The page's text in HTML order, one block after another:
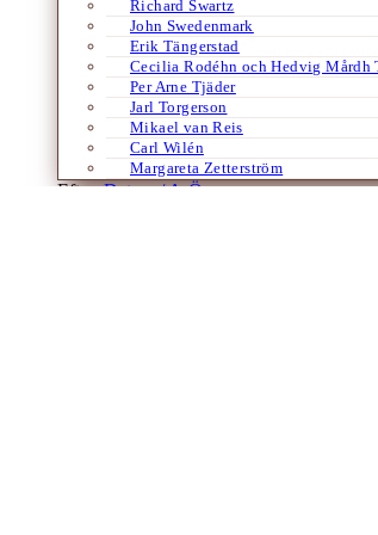
Richard Swartz
John Swedenmark
Erik Tängerstad
Cecilia Rodéhn och Hedvig Mårdh
Per Arne Tjäder
Jarl Torgerson
Mikael van Reis
Carl Wilén
Margareta Zetterström
Efter:Datum /A-Ö